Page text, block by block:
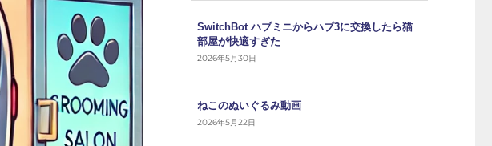
SwitchBot ハブミニからハブ3に交換したら猫
部屋が快適すぎた
2026年5月30日
ねこのぬいぐるみ動画
2026年5月22日